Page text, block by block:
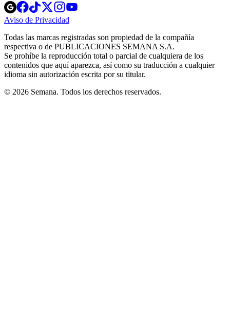
Opens
in
new
Opens
in
new
Opens
in
new
window
Opens
new
windowwindow
Aviso de Privacidad
new
window
Todas las marcas registradas son propiedad de la compañía
respectiva o de PUBLICACIONES SEMANA S.A.
Se prohíbe la reproducción total o parcial de cualquiera de los
contenidos que aquí aparezca, así como su traducción a cualquier
idioma sin autorización escrita por su titular.
© 2026 Semana. Todos los derechos reservados.